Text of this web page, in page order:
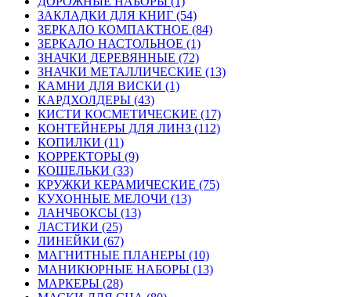
ЗАКЛАДКИ ДЛЯ КНИГ (54)
ЗЕРКАЛО КОМПАКТНОЕ (84)
ЗЕРКАЛО НАСТОЛЬНОЕ (1)
ЗНАЧКИ ДЕРЕВЯННЫЕ (72)
ЗНАЧКИ МЕТАЛЛИЧЕСКИЕ (13)
КАМНИ ДЛЯ ВИСКИ (1)
КАРДХОЛДЕРЫ (43)
КИСТИ КОСМЕТИЧЕСКИЕ (17)
КОНТЕЙНЕРЫ ДЛЯ ЛИНЗ (112)
КОПИЛКИ (11)
КОРРЕКТОРЫ (9)
КОШЕЛЬКИ (33)
КРУЖКИ КЕРАМИЧЕСКИЕ (75)
КУХОННЫЕ МЕЛОЧИ (13)
ЛАНЧБОКСЫ (13)
ЛАСТИКИ (25)
ЛИНЕЙКИ (67)
МАГНИТНЫЕ ПЛАНЕРЫ (10)
МАНИКЮРНЫЕ НАБОРЫ (13)
МАРКЕРЫ (28)